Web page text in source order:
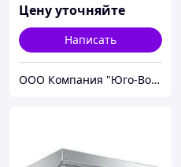
Цену уточняйте
Написать
ООО Компания "Юго-Восток"